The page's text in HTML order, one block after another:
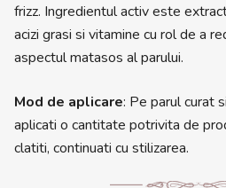
frizz. Ingredientul activ este
acizi grasi si vitamine cu rol de a
aspectul matasos al parului.
Mod de aplicare: Pe parul curat
aplicati o cantitate potrivita de
clatiti, continuati cu stilizarea.